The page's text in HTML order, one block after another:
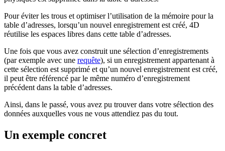
Pour éviter les trous et optimiser l’utilisation de la mémoire pour la
table d’adresses, lorsqu’un nouvel enregistrement est créé, 4D
réutilise les espaces libres dans cette table d’adresses.
Une fois que vous avez construit une sélection d’enregistrements
(par exemple avec une requête), si un enregistrement appartenant à
cette sélection est supprimé et qu’un nouvel enregistrement est créé,
il peut être référencé par le même numéro d’enregistrement
précédent dans la table d’adresses.
Ainsi, dans le passé, vous avez pu trouver dans votre sélection des
données auxquelles vous ne vous attendiez pas du tout.
Un exemple concret